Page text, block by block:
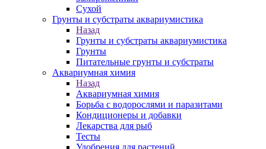
Сухой
Грунты и субстраты аквариумистика
Назад
Грунты и субстраты аквариумистика
Грунты
Питательные грунты и субстраты
Аквариумная химия
Назад
Аквариумная химия
Борьба с водорослями и паразитами
Кондиционеры и добавки
Лекарства для рыб
Тесты
Удобрения для растений